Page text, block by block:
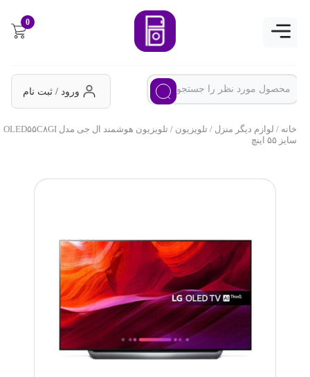
ورود / ثبت نام
خانه/لوازم دیگر منزل/ تلویزیون
/ تلویزیون هوشمند ال جی مدل OLED۵۵C۸GI
سایز ۵۵ اینچ